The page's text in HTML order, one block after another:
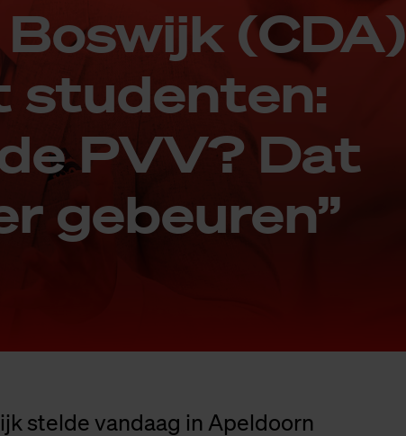
(CDA)
stu­den­ten:
PVV? Dat
ge­beu­ren”
stelde vandaag in Apeldoorn